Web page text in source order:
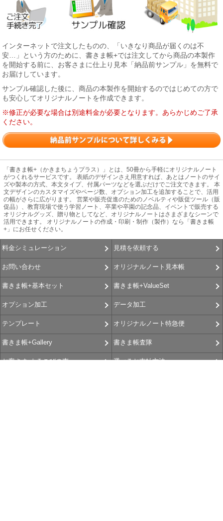
インターネットで注文したものの、「いきなり商品が届くのは不
安…」という方のために、書きま帳+では注文してから商品の本製作
を開始する前に、お客さまに仕上り見本「納品前サンプル」を無料で
お届けしています。
サンプル確認した後に、商品の本製作を開始するのではじめての方で
も安心してオリジナルノートを作成できます。
※修正が必要な場合は別途料金が必要となります。あらかじめご了承
ください。
「書きま帳+（かきまちょうプラス）」とは、50冊から手軽にオリジナルノート
がつくれるサービスです。 表紙のデザインさえ用意すれば、あとはノートのサイ
ズや製本の方式、本文タイプ、付属パーツなどを選ぶだけでご注文できます。 本
文デザインのカスタマイズやページ数、オプション加工を追加することで、活用
の幅がさらに広がります。 営業や販売促進のためのノベルティや販促ツール（販
促品）、教育現場で使う学習ノート、卒業や卒園の記念品、イベントで販売する
オリジナルグッズ、贈り物としてなど、オリジナルノートはさまざまなシーンで
活用できます。 オリジナルノートの作成・印刷・制作（製作）なら「書きま帳
+」にお任せください。
料金シミュレーション 見積を依頼する
お問い合わせ オリジナルノート見本帳
書きま帳+基本セット 書きま帳+ValueSet
オプション加工 データ加工
テンプレート オリジナルノート特急便
書きま帳+Gallery 書きま帳査隊
お客さま よろこびの声 選べるお支払方法